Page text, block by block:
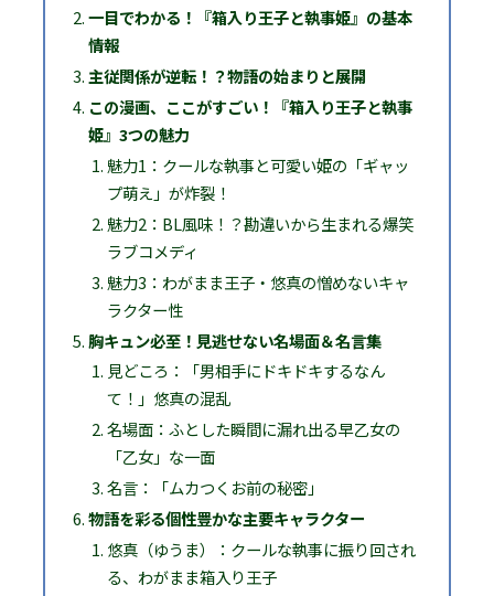
一目でわかる！『箱入り王子と執事姫』の基本
情報
主従関係が逆転！？物語の始まりと展開
この漫画、ここがすごい！『箱入り王子と執事
姫』3つの魅力
魅力1：クールな執事と可愛い姫の「ギャッ
プ萌え」が炸裂！
魅力2：BL風味！？勘違いから生まれる爆笑
ラブコメディ
魅力3：わがまま王子・悠真の憎めないキャ
ラクター性
胸キュン必至！見逃せない名場面＆名言集
見どころ：「男相手にドキドキするなん
て！」悠真の混乱
名場面：ふとした瞬間に漏れ出る早乙女の
「乙女」な一面
名言：「ムカつくお前の秘密」
物語を彩る個性豊かな主要キャラクター
悠真（ゆうま）：クールな執事に振り回され
る、わがまま箱入り王子